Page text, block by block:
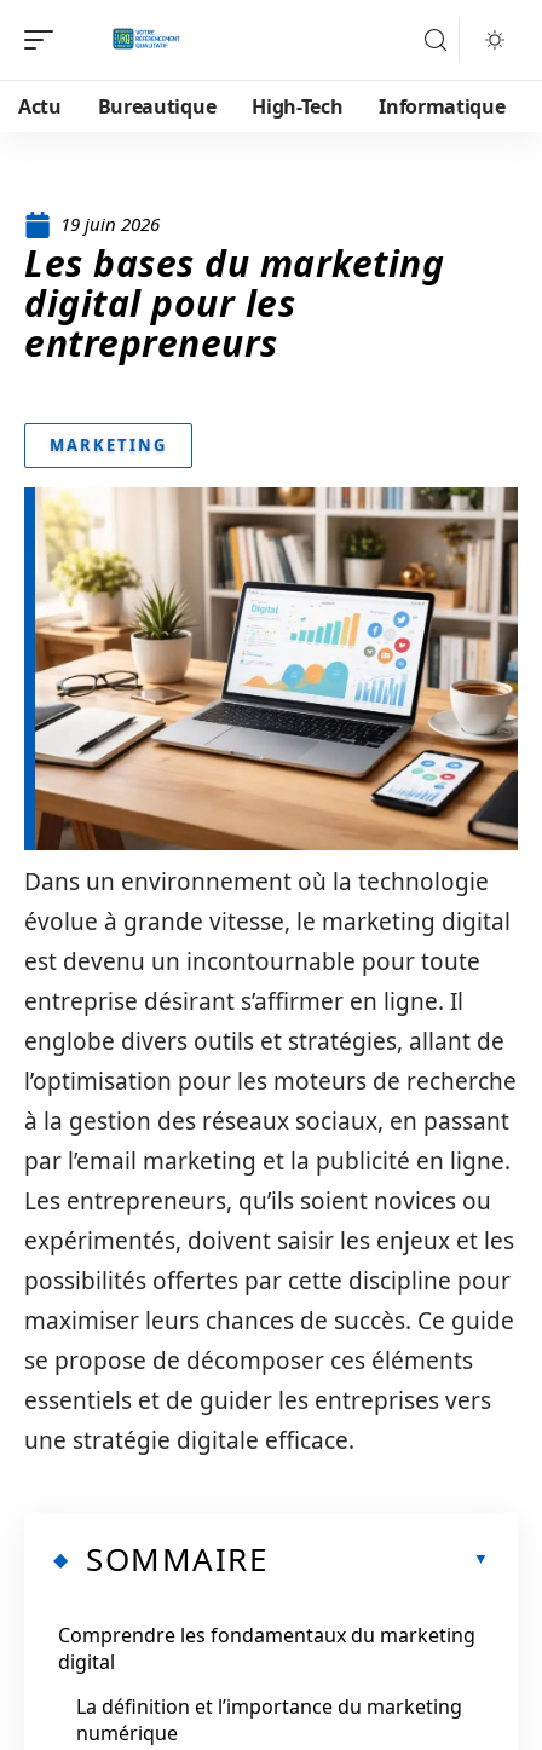
Actu Bureautique High-Tech Informatique
19 juin 2026
Les bases du marketing
digital pour les
entrepreneurs
MARKETING
Dans un environnement où la technologie
évolue à grande vitesse, le marketing digital
est devenu un incontournable pour toute
entreprise désirant s’affirmer en ligne. Il
englobe divers outils et stratégies, allant de
l’optimisation pour les moteurs de recherche
à la gestion des réseaux sociaux, en passant
par l’email marketing et la publicité en ligne.
Les entrepreneurs, qu’ils soient novices ou
expérimentés, doivent saisir les enjeux et les
possibilités offertes par cette discipline pour
maximiser leurs chances de succès. Ce guide
se propose de décomposer ces éléments
essentiels et de guider les entreprises vers
une stratégie digitale efficace.
SOMMAIRE
Comprendre les fondamentaux du marketing
digital
La définition et l’importance du marketing
numérique